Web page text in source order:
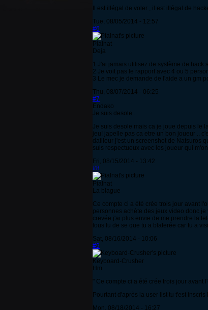
Il est illégal de voler , il est illégal de
Tue, 08/05/2014 - 12:57
#6
Pialnat
Deja
1 J'ai jamais utilisez de système de hack
2 Je voit pas le rapport avec 4 ou 5
3 Le mec je demande de l'aide a un gm
Thu, 08/07/2014 - 06:25
#7
Endako
Je suis desole..
Je suis desole mais ca je joue depuis le
jeu! japelle pas ca etre un bon joueur ..
dailleur j'est un screenshot de Natsuros
suis respectueux avec les joueur qui
Fri, 08/15/2014 - 13:42
#8
Pialnat
La blague
Ce compte ci a été crée trois jour avant
personnes achète des jeux video donc
crevée j'ai plus envie de me prendre la
tous lu de se que tu a blaterée car tu a
Sat, 08/16/2014 - 10:06
#9
Keyboard-Crusher
Hm
" Ce compte ci a été crée trois jour avant
Pourtant d'après la user list tu t'est
Mon, 08/18/2014 - 16:27